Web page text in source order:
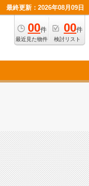
最終更新：2026年08月09日
00件
最近見た物件
00件
検討リスト